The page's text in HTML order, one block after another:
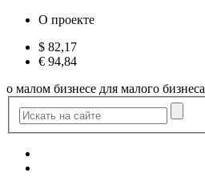
О проекте
$ 82,17
€ 94,84
о малом бизнесе для малого бизнеса